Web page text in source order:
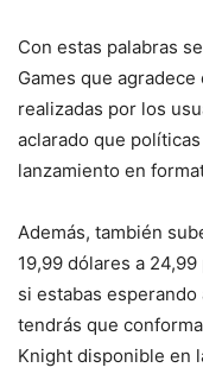
Con estas palabras
Games que
realizadas por los
aclarado que
lanzamiento en
Además, también
19,99 dólares a
si estabas
tendrás que
Knight disponible en